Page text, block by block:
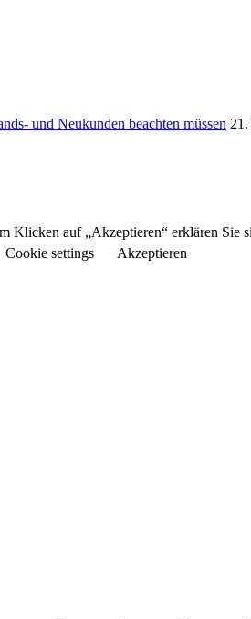
und Neukunden beachten müssen
auf „Akzeptieren“ erklären Sie
Cookie settings Akzeptieren